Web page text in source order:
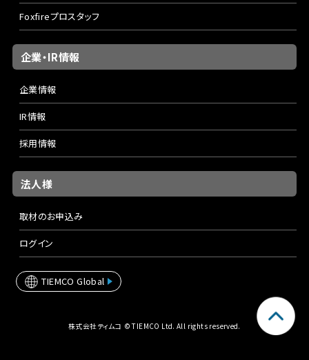
Foxfireプロスタッフ
企業・IR情報
企業情報
IR情報
採用情報
法人様
取材のお申込み
ログイン
TIEMCO Global
株式会社ティムコ © TIEMCO Ltd. All rights reserved.